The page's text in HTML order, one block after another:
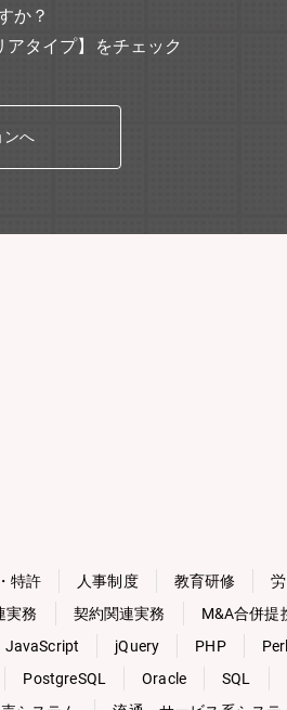
か？
タイプ】をチェック
ンへ
特許 人事制度 教育研修
実務 契約関連実務 M&A合併提
JavaScript jQuery PHP Perl
PostgreSQL Oracle SQL